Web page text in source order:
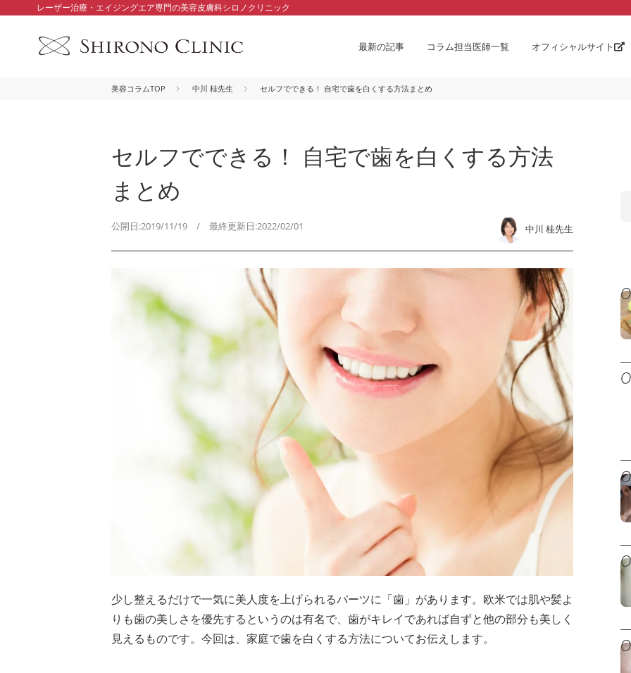
レーザー治療・エイジングエア専門の美容皮膚科シロノクリニック
最新の記事 コラム担当医師一覧 オフィシャルサイト
美容コラムTOP 中川 桂先生 セルフでできる！ 自宅で歯を白くする方法まとめ
セルフでできる！ 自宅で歯を白くする方法
まとめ
公開日:2019/11/19 / 最終更新日:2022/02/01 中川 桂先生
少し整えるだけで一気に美人度を上げられるパーツに「歯」があります。欧米では肌や髪よ
りも歯の美しさを優先するというのは有名で、歯がキレイであれば自ずと他の部分も美しく
見えるものです。今回は、家庭で歯を白くする方法についてお伝えします。